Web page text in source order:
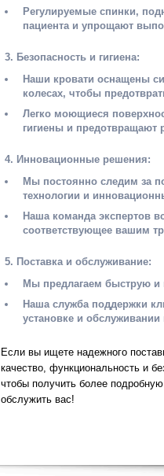
Регулируемые спинки,
пациента и упрощают
Безопасность и гигиена:
Наши кровати оснащены
колесах, чтобы
Легко моющиеся
гигиены и предотвращают
Инновационные решения:
Мы постоянно следим за
технологии и
Наша команда экспертов
соответствующее вашим
Поставка и обслуживание:
Мы предлагаем быструю и
Наша служба поддержки
установке и обслуживании
Если вы ищете надежного
качество, функциональность и
чтобы получить более
обслужить вас!